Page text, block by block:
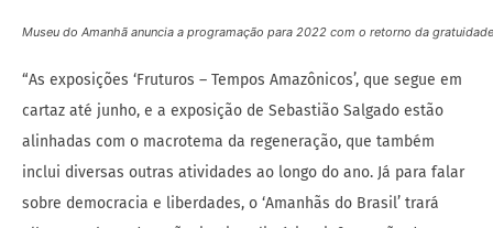
Museu do Amanhã anuncia a programação para 2022 com o retorno da
“As exposições ‘Fruturos – Tempos Amazônicos’, que segue em
cartaz até junho, e a exposição de Sebastião Salgado estão
alinhadas com o macrotema da regeneração, que também
inclui diversas outras atividades ao longo do ano. Já para falar
sobre democracia e liberdades, o ‘Amanhãs do Brasil’ trará